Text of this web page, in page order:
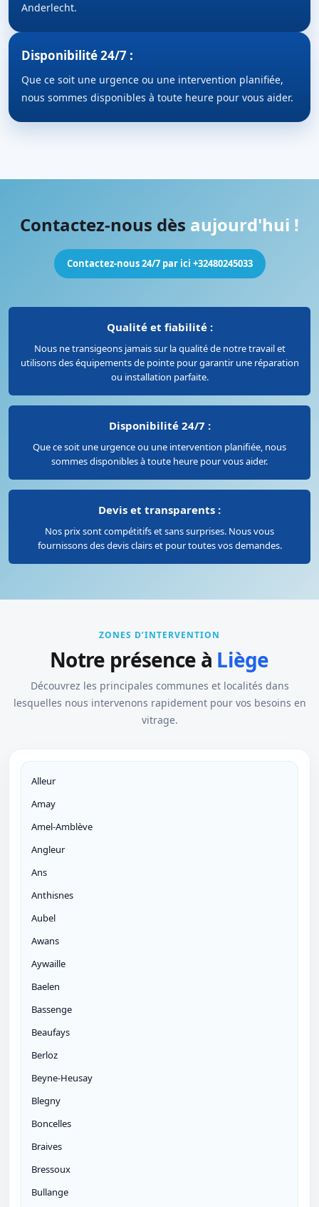
Anderlecht.
Disponibilité 24/7 :
Que ce soit une urgence ou une intervention planifiée,
nous sommes disponibles à toute heure pour vous aider.
Contactez-nous dès aujourd'hui !
Contactez-nous 24/7 par ici +32480245033
Qualité et fiabilité :
Nous ne transigeons jamais sur la qualité de notre travail et
utilisons des équipements de pointe pour garantir une réparation
ou installation parfaite.
Disponibilité 24/7 :
Que ce soit une urgence ou une intervention planifiée, nous
sommes disponibles à toute heure pour vous aider.
Devis et transparents :
Nos prix sont compétitifs et sans surprises. Nous vous
fournissons des devis clairs et pour toutes vos demandes.
ZONES D’INTERVENTION
Notre présence à Liège
Découvrez les principales communes et localités dans
lesquelles nous intervenons rapidement pour vos besoins en
vitrage.
Alleur
Amay
Amel-Amblève
Angleur
Ans
Anthisnes
Aubel
Awans
Aywaille
Baelen
Bassenge
Beaufays
Berloz
Beyne-Heusay
Blegny
Boncelles
Braives
Bressoux
Bullange